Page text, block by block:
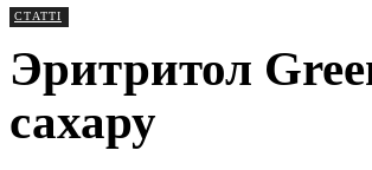
СТАТТІ
Эритритол
сахару